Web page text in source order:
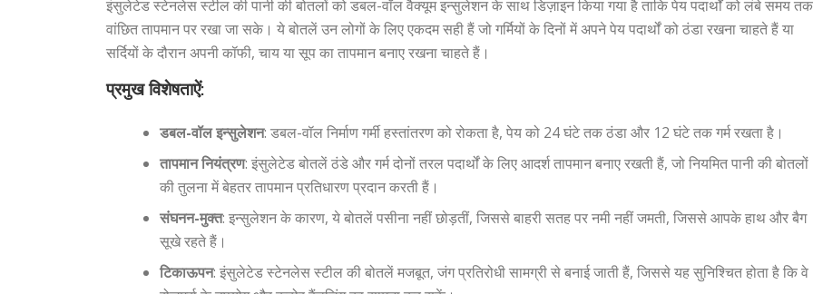
इंसुलेटेड स्टेनलेस स्टील की पानी की बोतलों को डबल-वॉल वैक्यूम इन्सुलेशन के साथ डिज़ाइन किया गया है ताकि पेय पदार्थों को लंबे समय तक
वांछित तापमान पर रखा जा सके। ये बोतलें उन लोगों के लिए एकदम सही हैं जो गर्मियों के दिनों में अपने पेय पदार्थों को ठंडा रखना चाहते हैं या
सर्दियों के दौरान अपनी कॉफी, चाय या सूप का तापमान बनाए रखना चाहते हैं।
प्रमुख विशेषताऐं:
डबल-वॉल इन्सुलेशन: डबल-वॉल निर्माण गर्मी हस्तांतरण को रोकता है, पेय को 24 घंटे तक ठंडा और 12 घंटे तक गर्म रखता है।
तापमान नियंत्रण: इंसुलेटेड बोतलें ठंडे और गर्म दोनों तरल पदार्थों के लिए आदर्श तापमान बनाए रखती हैं, जो नियमित पानी की बोतलों
की तुलना में बेहतर तापमान प्रतिधारण प्रदान करती हैं।
संघनन-मुक्त: इन्सुलेशन के कारण, ये बोतलें पसीना नहीं छोड़तीं, जिससे बाहरी सतह पर नमी नहीं जमती, जिससे आपके हाथ और बैग
सूखे रहते हैं।
टिकाऊपन: इंसुलेटेड स्टेनलेस स्टील की बोतलें मजबूत, जंग प्रतिरोधी सामग्री से बनाई जाती हैं, जिससे यह सुनिश्चित होता है कि वे